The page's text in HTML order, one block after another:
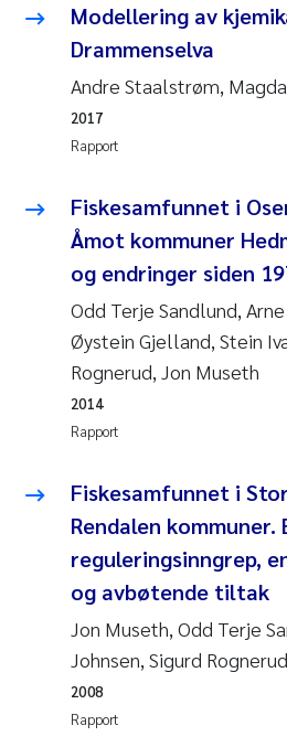
Liv Bente Skancke
Maeve McGovern
Erling Aarhus Bratsberg
Heleen de Wit
Pierre Franqois Jaccard
Richard Garth James
Asle Økelsrud
Bjørnar Andre Beylich
Ashenafi Seifu Gragne
Vladyslava Hostyeva
Odd Arne Segtnan Skogan
Ana Margarida Pinto
Espen Lund
Modellering av
Drammenselva
Andre Staalstrøm,
Rapport
2017
Fiskesamfunnet i
Åmot kommuner
og endringer siden
Odd Terje Sandlund,
Øystein Gjelland, Stein
Rognerud, Jon Museth
Rapport
2014
Fiskesamfunnet i
Rendalen
reguleringsinngrep,
og avbøtende tiltak
Jon Museth, Odd Terje
Johnsen, Sigurd
Rapport
2008